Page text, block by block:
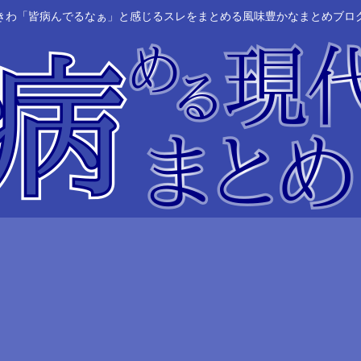
わ「皆病んでるなぁ」と感じるスレをまとめる風味豊かなまとめブロ